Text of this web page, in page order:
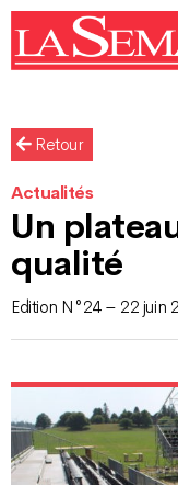
Retour
Actualités
Un
qualité
Edition N°24 – 22 juin